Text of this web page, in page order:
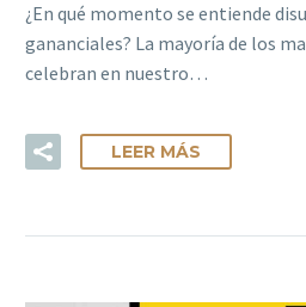
¿En qué momento se entiende
gananciales? La mayoría de los
celebran en nuestro…
LEER MÁS